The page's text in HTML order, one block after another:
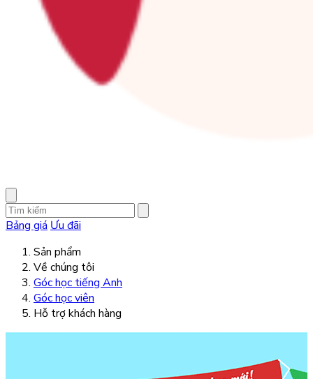
Bảng giá Ưu đãi
Sản phẩm
Về chúng tôi
Góc học tiếng Anh
Góc học viên
Hỗ trợ khách hàng